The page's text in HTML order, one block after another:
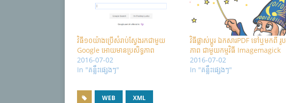
វិធី១០យ៉ាងប្រើសំរាប់ស្វែងរកជាមួយ
Google អោយមានប្រសិទ្ធភាព
2016-07-02
In "គន្លឹះផ្សេងៗ"
វិធីផ្លាស់ប្តូរ ឯកសារPDF ទៅឬមកពី រូប
ភាព ជាមួយកម្មវិធី Imagemagick
2016-07-02
In "គន្លឹះផ្សេងៗ"
WEB XML